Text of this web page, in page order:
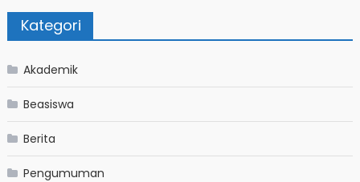
Kategori
Akademik
Beasiswa
Berita
Pengumuman